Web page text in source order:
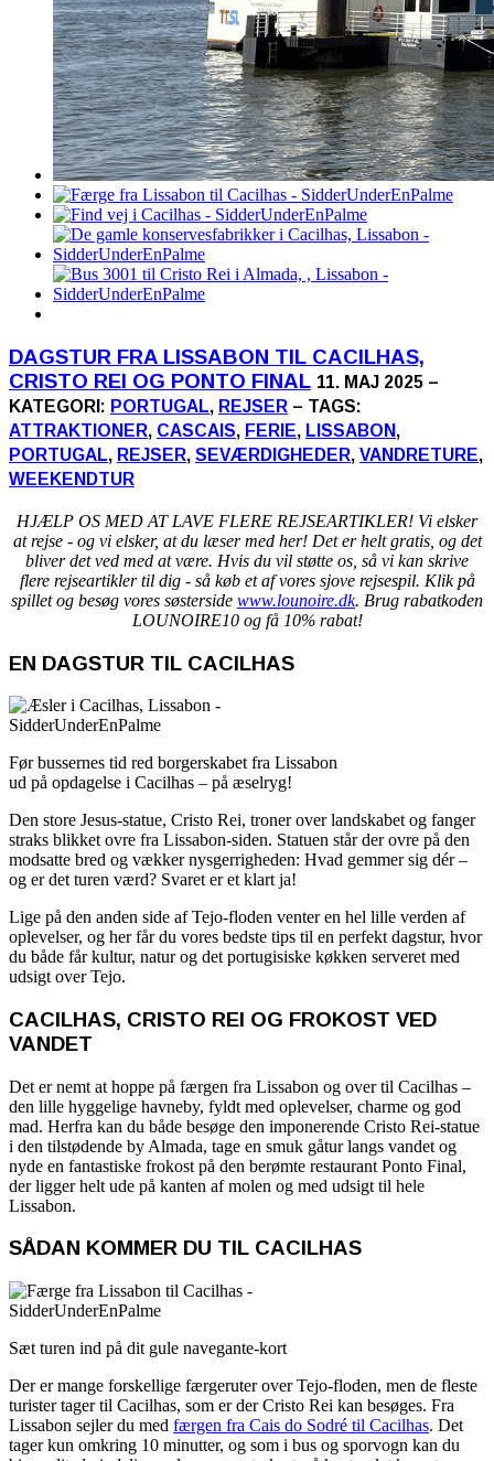
DAGSTUR FRA LISSABON TIL CACILHAS,
CRISTO REI OG PONTO FINAL 11. MAJ 2025 –
KATEGORI: PORTUGAL, REJSER – TAGS:
ATTRAKTIONER, CASCAIS, FERIE, LISSABON,
PORTUGAL, REJSER, SEVÆRDIGHEDER, VANDRETURE,
WEEKENDTUR
HJÆLP OS MED AT LAVE FLERE REJSEARTIKLER! Vi elsker
at rejse - og vi elsker, at du læser med her! Det er helt gratis, og det
bliver det ved med at være. Hvis du vil støtte os, så vi kan skrive
flere rejseartikler til dig - så køb et af vores sjove rejsespil. Klik på
spillet og besøg vores søsterside www.lounoire.dk. Brug rabatkoden
LOUNOIRE10 og få 10% rabat!
EN DAGSTUR TIL CACILHAS
Før bussernes tid red borgerskabet fra Lissabon
ud på opdagelse i Cacilhas – på æselryg!
Den store Jesus-statue, Cristo Rei, troner over landskabet og fanger
straks blikket ovre fra Lissabon-siden. Statuen står der ovre på den
modsatte bred og vækker nysgerrigheden: Hvad gemmer sig dér –
og er det turen værd? Svaret er et klart ja!
Lige på den anden side af Tejo-floden venter en hel lille verden af
oplevelser, og her får du vores bedste tips til en perfekt dagstur, hvor
du både får kultur, natur og det portugisiske køkken serveret med
udsigt over Tejo.
CACILHAS, CRISTO REI OG FROKOST VED
VANDET
Det er nemt at hoppe på færgen fra Lissabon og over til Cacilhas –
den lille hyggelige havneby, fyldt med oplevelser, charme og god
mad. Herfra kan du både besøge den imponerende Cristo Rei-statue
i den tilstødende by Almada, tage en smuk gåtur langs vandet og
nyde en fantastiske frokost på den berømte restaurant Ponto Final,
der ligger helt ude på kanten af molen og med udsigt til hele
Lissabon.
SÅDAN KOMMER DU TIL CACILHAS
Sæt turen ind på dit gule navegante-kort
Der er mange forskellige færgeruter over Tejo-floden, men de fleste
turister tager til Cacilhas, som er der Cristo Rei kan besøges. Fra
Lissabon sejler du med færgen fra Cais do Sodré til Cacilhas. Det
tager kun omkring 10 minutter, og som i bus og sporvogn kan du